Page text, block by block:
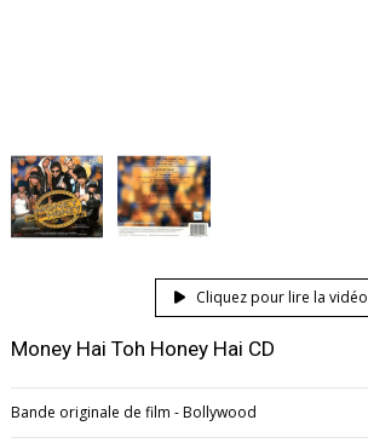
Cliquez pour lire la vidéo
Money Hai Toh Honey Hai CD
Bande originale de film - Bollywood